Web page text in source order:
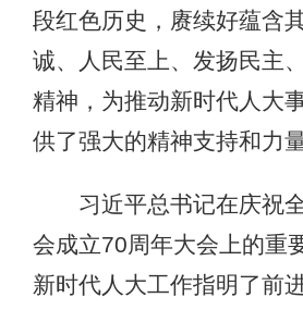
段红色历史，赓续好蕴含
诚、人民至上、发扬民主
精神，为推动新时代人大
供了强大的精神支持和力量
习近平总书记在庆祝全
会成立70周年大会上的重
新时代人大工作指明了前